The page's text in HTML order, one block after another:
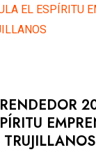
EL ESPÍRITU